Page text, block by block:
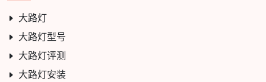
大路灯
大路灯型号
大路灯评测
大路灯安装